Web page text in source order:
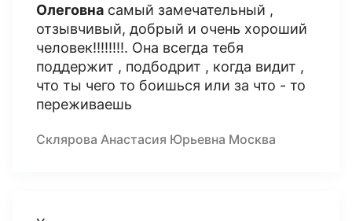
Олеговна самый замечательный ,
отзывчивый, добрый и очень хороший
человек!!!!!!!!. Она всегда тебя
поддержит , подбодрит , когда видит ,
что ты чего то боишься или за что - то
переживаешь
Склярова Анастасия Юрьевна Москва